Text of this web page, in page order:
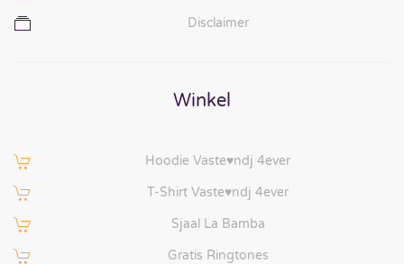
Disclaimer
Winkel
Hoodie Vaste♥ndj 4ever
T-Shirt Vaste♥ndj 4ever
Sjaal La Bamba
Gratis Ringtones